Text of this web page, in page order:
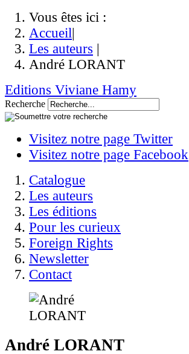
Vous êtes ici :
Accueil|
Les auteurs |
André LORANT
Editions Viviane Hamy
Recherche
Visitez notre page Twitter
Visitez notre page Facebook
Catalogue
Les auteurs
Les éditions
Pour les curieux
Foreign Rights
Newsletter
Contact
André LORANT